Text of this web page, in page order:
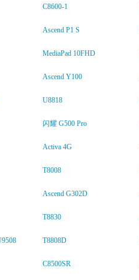
C8600-1
Ascend P1 S
MediaPad 10FHD
Ascend Y100
U8818
闪耀 G500 Pro
Activa 4G
T8008
Ascend G302D
T8830
T8808D
C8500SR